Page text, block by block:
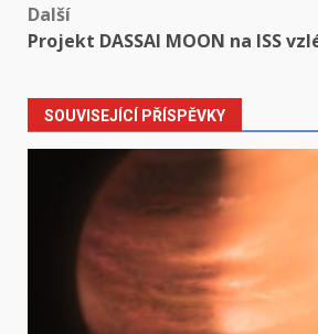
Další
Projekt DASSAI MOON na ISS
SOUVISEJÍCÍ PŘÍSPĚVKY